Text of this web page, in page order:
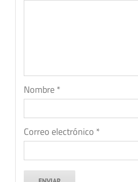
Nombre*
Correo electrónico *